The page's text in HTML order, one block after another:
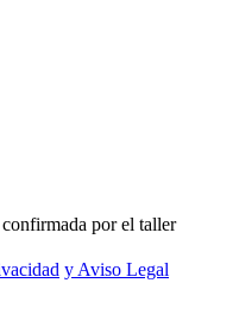
por el taller
y Aviso Legal